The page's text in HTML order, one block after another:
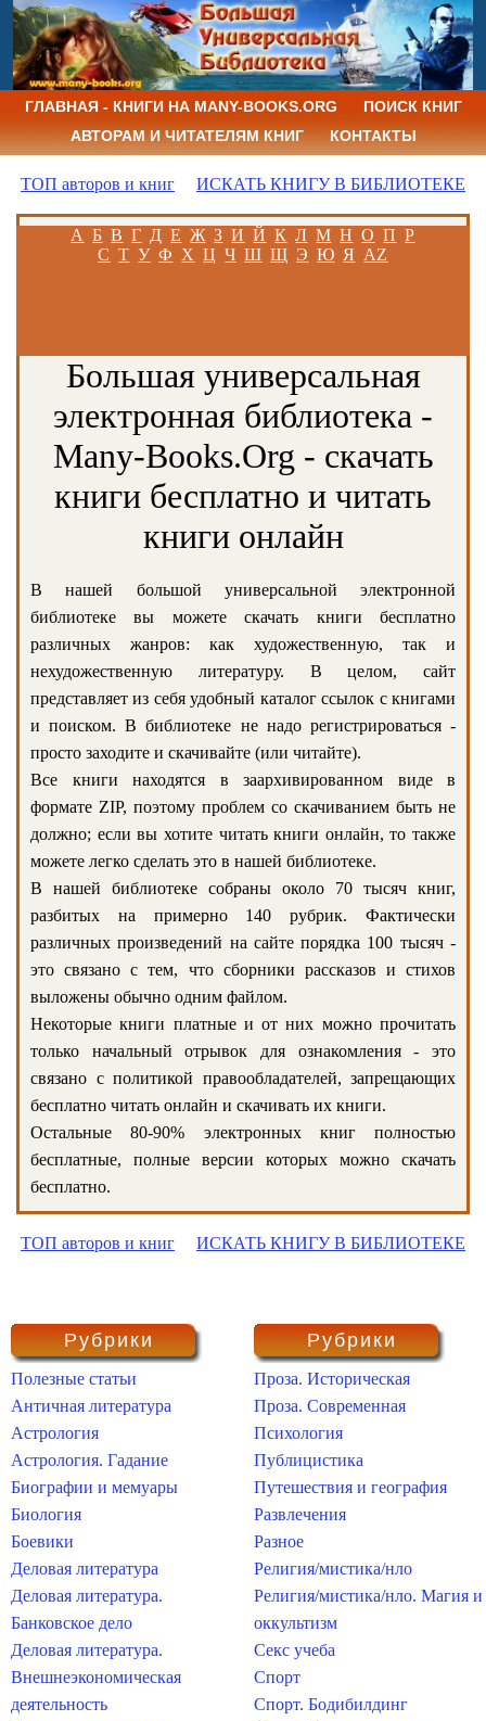
ГЛАВНАЯ - КНИГИ НА MANY-BOOKS.ORG
ПОИСК КНИГ
АВТОРАМ И ЧИТАТЕЛЯМ КНИГ
КОНТАКТЫ
ТОП авторов и книг ИСКАТЬ КНИГУ В БИБЛИОТЕКЕ
А Б В Г Д Е Ж З И Й К Л М Н О П Р
С Т У Ф Х Ц Ч Ш Щ Э Ю Я AZ
Большая универсальная
электронная библиотека -
Many-Books.Org - скачать
книги бесплатно и читать
книги онлайн
В нашей большой универсальной электронной
библиотеке вы можете скачать книги бесплатно
различных жанров: как художественную, так и
нехудожественную литературу. В целом, сайт
представляет из себя удобный каталог ссылок с книгами
и поиском. В библиотеке не надо регистрироваться -
просто заходите и скачивайте (или читайте).
Все книги находятся в заархивированном виде в
формате ZIP, поэтому проблем со скачиванием быть не
должно; если вы хотите читать книги онлайн, то также
можете легко сделать это в нашей библиотеке.
В нашей библиотеке собраны около 70 тысяч книг,
разбитых на примерно 140 рубрик. Фактически
различных произведений на сайте порядка 100 тысяч -
это связано с тем, что сборники рассказов и стихов
выложены обычно одним файлом.
Некоторые книги платные и от них можно прочитать
только начальный отрывок для ознакомления - это
связано с политикой правообладателей, запрещающих
бесплатно читать онлайн и скачивать их книги.
Остальные 80-90% электронных книг полностью
бесплатные, полные версии которых можно скачать
бесплатно.
ТОП авторов и книг ИСКАТЬ КНИГУ В БИБЛИОТЕКЕ
Рубрики
Полезные статьи
Античная литература
Астрология
Астрология. Гадание
Биографии и мемуары
Биология
Боевики
Деловая литература
Деловая литература.
Банковское дело
Деловая литература.
Внешнеэкономическая
деятельность
Рубрики
Проза. Историческая
Проза. Современная
Психология
Публицистика
Путешествия и география
Развлечения
Разное
Религия/мистика/нло
Религия/мистика/нло. Магия и
оккультизм
Секс учеба
Спорт
Спорт. Бодибилдинг